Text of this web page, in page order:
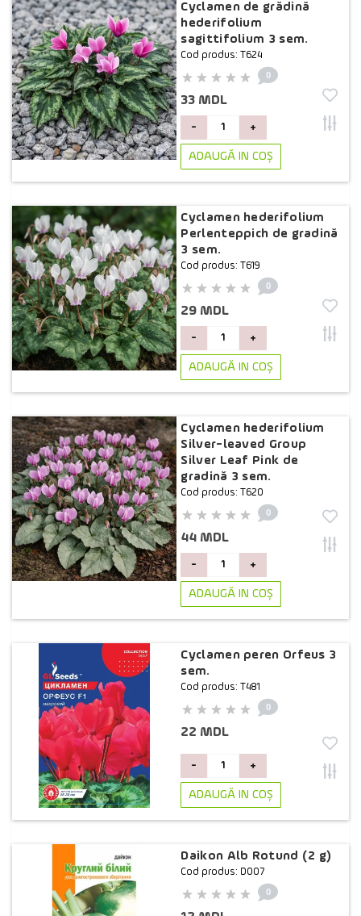
Cyclamen de grădină
hederifolium
sagittifolium 3 sem.
Cod produs: T624
0
33 MDL
- +
ADAUGĂ IN COŞ
Cyclamen hederifolium
Perlenteppich de gradină
3 sem.
Cod produs: T619
0
29 MDL
- +
ADAUGĂ IN COŞ
Cyclamen hederifolium
Silver-leaved Group
Silver Leaf Pink de
gradină 3 sem.
Cod produs: T620
0
44 MDL
- +
ADAUGĂ IN COŞ
Cyclamen peren Orfeus 3
sem.
Cod produs: T481
0
22 MDL
- +
ADAUGĂ IN COŞ
Daikon Alb Rotund (2 g)
Cod produs: D007
0